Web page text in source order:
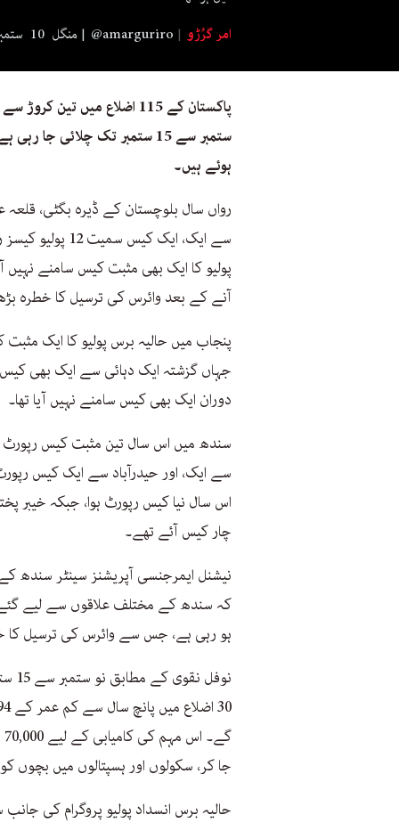
امر گرُڑو @amarguriro منگل 10 ستمبر 2024 19:00
پاکستان کے 115 اضلاع میں تین کروڑ سے زائد بچوں کو
ہوئے ہیں۔
رواں سال بلوچستان کے ڈیرہ بگٹی، قلعہ
سے ایک، ایک
آنے کے بعد وائرس کی ترسیل کا خطرہ
پنجاب میں حالیہ برس پولیو کا ایک
جہاں گزشتہ ایک دہائی سے ایک بھی کیس
دوران ایک بھی کیس سامنے نہیں آیا تھا۔
سندھ میں اس سال تین مثبت کیس
اس سال نیا کیس رپورٹ ہوا، جبکہ خیبر
چار کیس آئے تھے۔
نیشنل ایمرجنسی آپریشنز سینٹر سندھ
کہ سندھ کے مختلف علاقوں سے لیے گئے
ہو رہی ہے، جس سے وائرس کی ترسیل کا
جا کر، سکولوں اور ہسپتالوں میں